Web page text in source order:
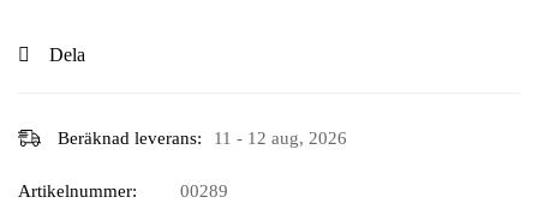
Dela
Beräknad leverans: 11 - 12 aug, 2026
Artikelnummer: 00289